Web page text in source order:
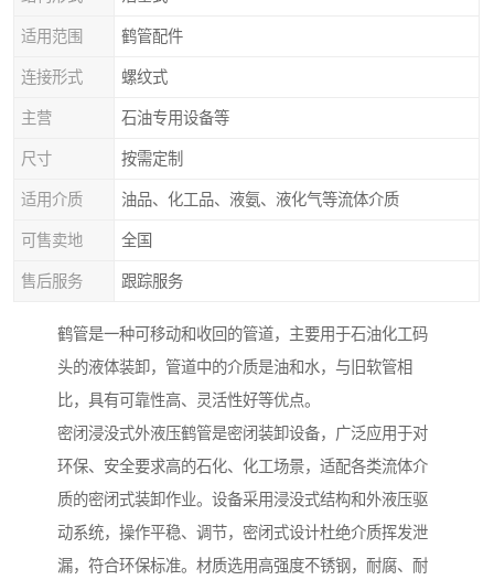
适用范围 鹤管配件
连接形式 螺纹式
主营 石油专用设备等
尺寸 按需定制
适用介质 油品、化工品、液氨、液化气等流体介质
可售卖地 全国
售后服务 跟踪服务
鹤管是一种可移动和收回的管道，主要用于石油化工码
头的液体装卸，管道中的介质是油和水，与旧软管相
比，具有可靠性高、灵活性好等优点。
密闭浸没式外液压鹤管是密闭装卸设备，广泛应用于对
环保、安全要求高的石化、化工场景，适配各类流体介
质的密闭式装卸作业。设备采用浸没式结构和外液压驱
动系统，操作平稳、调节，密闭式设计杜绝介质挥发泄
漏，符合环保标准。材质选用高强度不锈钢，耐腐、耐